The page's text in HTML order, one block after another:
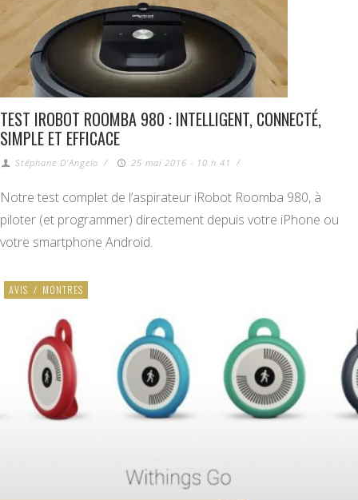
TEST IROBOT ROOMBA 980 : INTELLIGENT, CONNECTÉ,
SIMPLE ET EFFICACE
Stéphane D'Angelo / 25 mai 2016 - 10 h 41 /
Notre test complet de l’aspirateur iRobot Roomba 980, à
piloter (et programmer) directement depuis votre iPhone ou
votre smartphone Android.
AVIS / MONTRES